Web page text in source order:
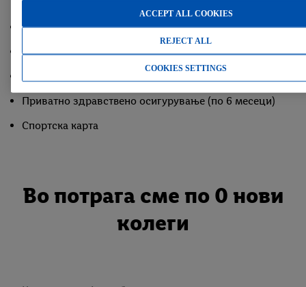
Компетитивна плата
Можност за развој и напредок
Приватно здравствено осигурување (по 6 месеци)
Спортска карта
Во потрага сме по 0 нови
колеги
REJECT ALL
ACCEPT ALL COOKIES
COOKIES SETTINGS